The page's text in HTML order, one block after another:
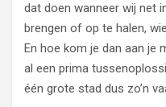
dat doen wanneer wij net
brengen of op te halen,
En hoe kom je dan aan je
al een prima
één grote stad dus zo’n